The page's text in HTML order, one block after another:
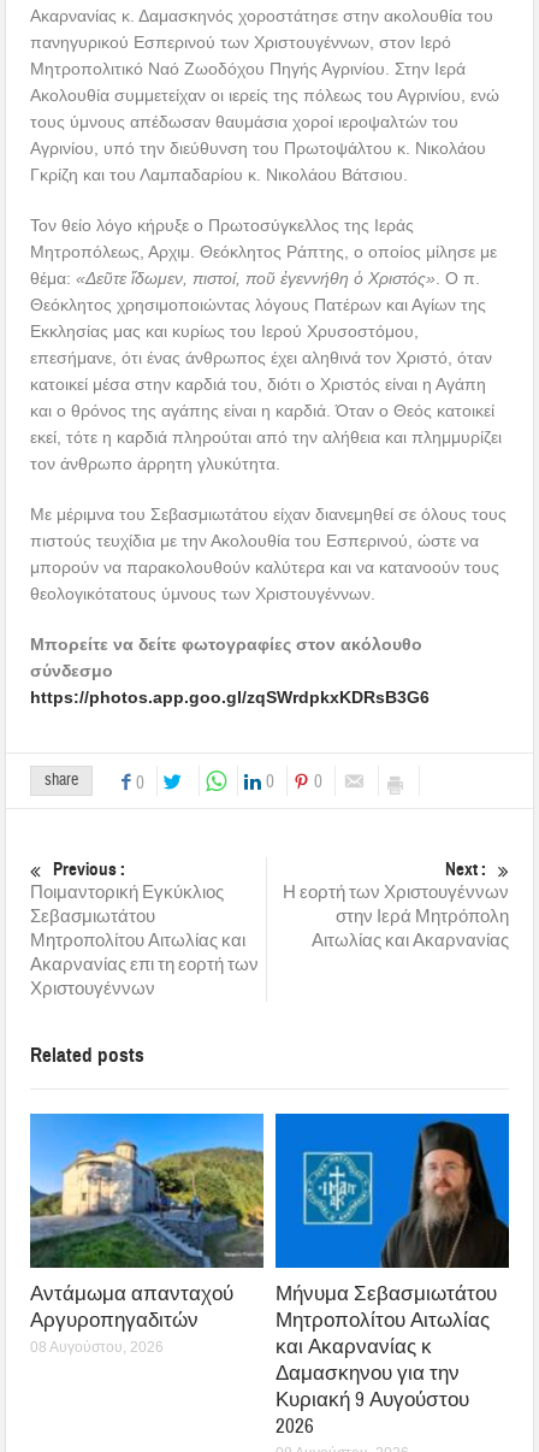
Ακαρνανίας κ. Δαμασκηνός χοροστάτησε στην ακολουθία του
πανηγυρικού Εσπερινού των Χριστουγέννων, στον Ιερό
Μητροπολιτικό Ναό Ζωοδόχου Πηγής Αγρινίου. Στην Ιερά
Ακολουθία συμμετείχαν οι ιερείς της πόλεως του Αγρινίου, ενώ
τους ύμνους απέδωσαν θαυμάσια χοροί ιεροψαλτών του
Αγρινίου, υπό την διεύθυνση του Πρωτοψάλτου κ. Νικολάου
Γκρίζη και του Λαμπαδαρίου κ. Νικολάου Βάτσιου.
Τον θείο λόγο κήρυξε ο Πρωτοσύγκελλος της Ιεράς
Μητροπόλεως, Αρχιμ. Θεόκλητος Ράπτης, ο οποίος μίλησε με
θέμα:«Δεῦτε ἴδωμεν, πιστοί, ποῦ ἐγεννήθη ὁ Χριστός». Ο π.
Θεόκλητος χρησιμοποιώντας λόγους Πατέρων και Αγίων της
Εκκλησίας μας και κυρίως του Ιερού Χρυσοστόμου,
επεσήμανε, ότι ένας άνθρωπος έχει αληθινά τον Χριστό, όταν
κατοικεί μέσα στην καρδιά του, διότι ο Χριστός είναι η Αγάπη
και ο θρόνος της αγάπης είναι η καρδιά. Όταν ο Θεός κατοικεί
εκεί, τότε η καρδιά πληρούται από την αλήθεια και πλημμυρίζει
τον άνθρωπο άρρητη γλυκύτητα.
Με μέριμνα του Σεβασμιωτάτου είχαν διανεμηθεί σε όλους τους
πιστούς τευχίδια με την Ακολουθία του Εσπερινού, ώστε να
μπορούν να παρακολουθούν καλύτερα και να κατανοούν τους
θεολογικότατους ύμνους των Χριστουγέννων.
Μπορείτε να δείτε φωτογραφίες στον ακόλουθο
σύνδεσμο
https://photos.app.goo.gl/zqSWrdpkxKDRsB3G6
share 0 0 0
Previous :
Ποιμαντορική Εγκύκλιος
Σεβασμιωτάτου
Μητροπολίτου Αιτωλίας και
Ακαρνανίας επι τη εορτή των
Χριστουγέννων
Next :
Η εορτή των Χριστουγέννων
στην Ιερά Μητρόπολη
Αιτωλίας και Ακαρνανίας
Related posts
Αντάμωμα απανταχού
Αργυροπηγαδιτών
08 Αυγούστου, 2026
Μήνυμα Σεβασμιωτάτου
Μητροπολίτου Αιτωλίας
και Ακαρνανίας κ
Δαμασκηνου για την
Κυριακή 9 Αυγούστου
2026